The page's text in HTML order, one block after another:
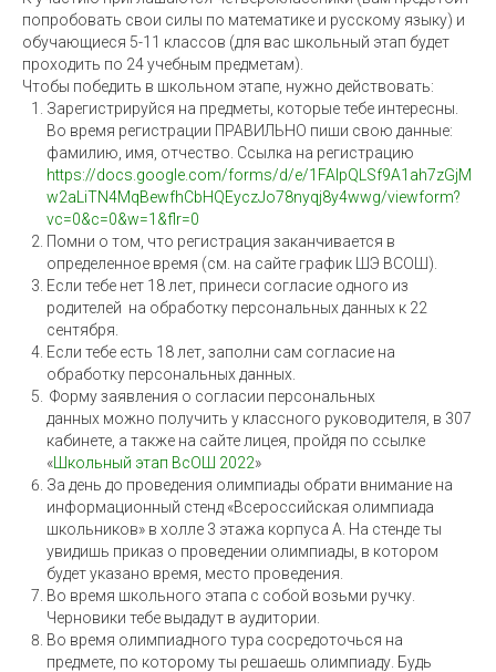
попробовать свои силы по математике и русскому языку) и
обучающиеся 5-11 классов (для вас школьный этап будет
проходить по 24 учебным предметам).
Чтобы победить в школьном этапе, нужно действовать:
Зарегистрируйся на предметы, которые тебе интересны.
Во время регистрации ПРАВИЛЬНО пиши свою данные:
фамилию, имя, отчество. Ссылка на регистрацию
https://docs.google.com/forms/d/e/1FAIpQLSf9A1ah7zGjM
w2aLiTN4MqBewfhCbHQEyczJo78nyqj8y4wwg/viewform?
vc=0&c=0&w=1&flr=0
Помни о том, что регистрация заканчивается в
определенное время (см. на сайте график ШЭ ВСОШ).
Если тебе нет 18 лет, принеси согласие одного из
родителей на обработку персональных данных к 22
сентября.
Если тебе есть 18 лет, заполни сам согласие на
обработку персональных данных.
Форму заявления о согласии персональных
данных можно получить у классного руководителя, в 307
кабинете, а также на сайте лицея, пройдя по ссылке
« Школьный этап ВсОШ 2022»
За день до проведения олимпиады обрати внимание на
информационный стенд «Всероссийская олимпиада
школьников» в холле 3 этажа корпуса А. На стенде ты
увидишь приказ о проведении олимпиады, в котором
будет указано время, место проведения.
Во время школьного этапа с собой возьми ручку.
Черновики тебе выдадут в аудитории.
Во время олимпиадного тура сосредоточься на
предмете, по которому ты решаешь олимпиаду. Будь